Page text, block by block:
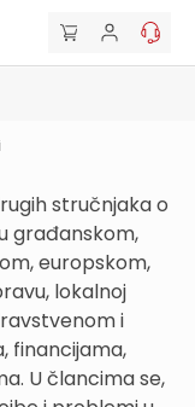
stručnjaka o
građanskom,
europskom,
lokalnoj
i
financijama,
U člancima se,